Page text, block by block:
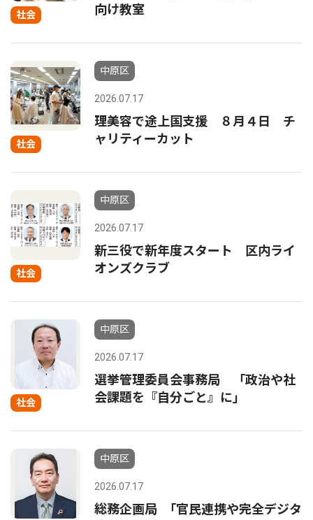
社会
向け教室
社会
中原区
2026.07.17
理美容で途上国支援 ８月４日 チ
ャリティーカット
社会
中原区
2026.07.17
新三役で新年度スタート 区内ライ
オンズクラブ
社会
中原区
2026.07.17
選挙管理委員会事務局 「政治や社
会課題を『自分ごと』に」
中原区
2026.07.17
総務企画局 ｢官民連携や完全デジタ